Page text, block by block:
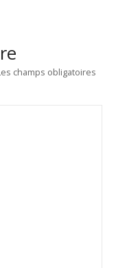
champs obligatoires